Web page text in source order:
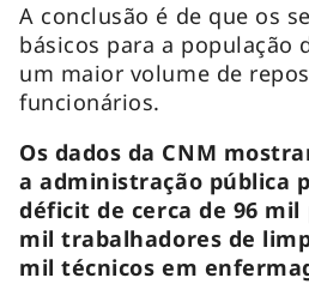
A conclusão é de que os
básicos para a população
um maior volume de
funcionários.
Os dados da CNM
a administração pública
déficit de cerca de 96 mil
mil trabalhadores de
mil técnicos em